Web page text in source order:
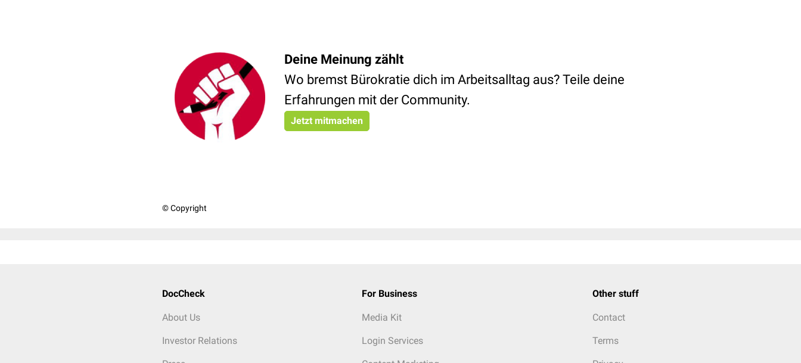
Deine Meinung zählt
Wo bremst Bürokratie dich im Arbeitsalltag aus? Teile deine
Erfahrungen mit der Community.
Jetzt mitmachen
© Copyright
DocCheck
About Us
Investor Relations
For Business
Media Kit
Login Services
Other stuff
Contact
Terms